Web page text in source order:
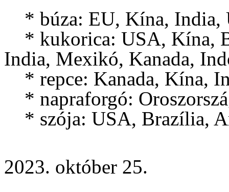
* búza: EU, Kína, India,
* kukorica: USA, Kína,
India, Mexikó, Kanada,
* repce: Kanada, Kína,
* napraforgó:
* szója: USA, Brazília,
2023. október 25.